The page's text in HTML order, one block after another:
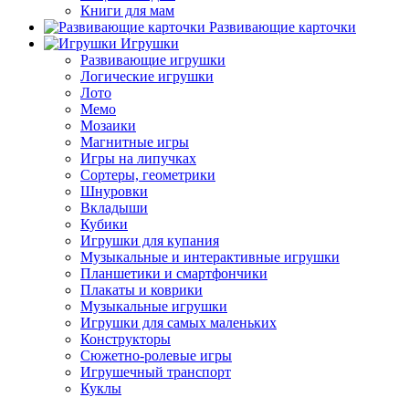
Книги для мам
Развивающие карточки
Игрушки
Развивающие игрушки
Логические игрушки
Лото
Мемо
Мозаики
Магнитные игры
Игры на липучках
Сортеры, геометрики
Шнуровки
Вкладыши
Кубики
Игрушки для купания
Музыкальные и интерактивные игрушки
Планшетики и смартфончики
Плакаты и коврики
Музыкальные игрушки
Игрушки для самых маленьких
Конструкторы
Сюжетно-ролевые игры
Игрушечный транспорт
Куклы